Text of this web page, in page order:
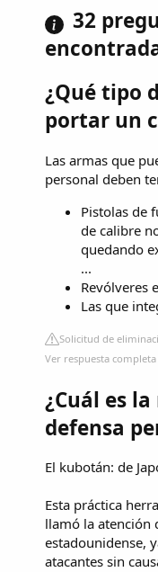
32
¿Qué tipo
portar un
Las armas que
personal deben
Pistolas de
de calibre
quedando
...
Revólveres
Las que
Solicitud de
Ver respuesta
¿Cuál es
defensa
El kubotán: de
Esta práctica
llamó la atención
estadounidense,
atacantes sin